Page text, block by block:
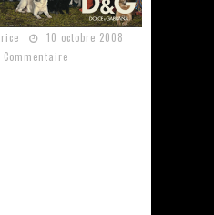
Hiver 2008/09
10 octobre 2008
Commentaire